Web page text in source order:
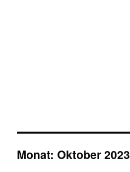
Monat: Oktober 2023